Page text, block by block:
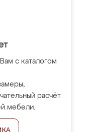
с каталогом
расчёт
мебели.